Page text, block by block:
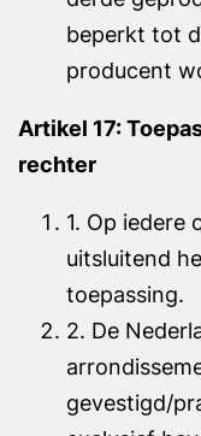
beperkt tot
producent
Artikel 17:
rechter
1. Op iedere
uitsluitend
toepassing.
2. De
gevestigd/